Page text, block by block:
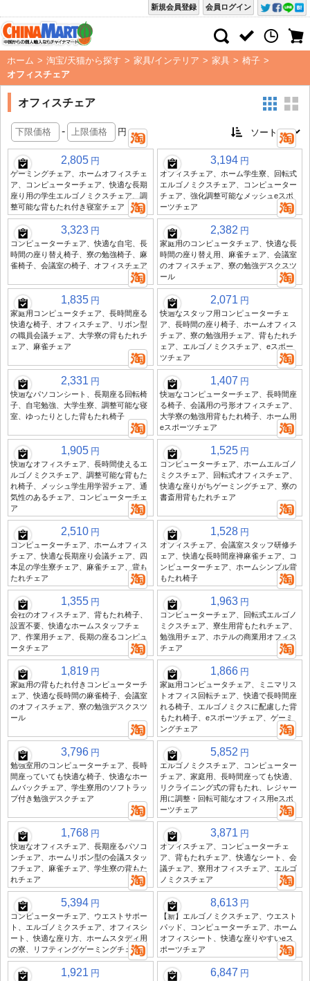
会員ログイン
新規会員登録
ホーム > 淘宝/天猫から探す > 家具/インテリア > 家具 > 椅子 >
オフィスチェア
オフィスチェア
- 円
2,805 円
ゲーミングチェア、ホームオフィスチェ
ア、コンピューターチェア、快適な長期
座り用の学生エルゴノミクスチェア、調
整可能な背もたれ付き寝室チェア
3,194 円
オフィスチェア、ホーム学生寮、回転式
エルゴノミクスチェア、コンピューター
チェア、強化調整可能なメッシュeスポ
ーツチェア
3,323 円
コンピューターチェア、快適な自宅、長
時間の座り替え椅子、寮の勉強椅子、麻
雀椅子、会議室の椅子、オフィスチェア
2,382 円
家庭用のコンピュータチェア、快適な長
時間の座り替え用、麻雀チェア、会議室
のオフィスチェア、寮の勉強デスクスツ
ール
1,835 円
家庭用コンピュータチェア、長時間座る
快適な椅子、オフィスチェア、リボン型
の職員会議チェア、大学寮の背もたれチ
ェア、麻雀チェア
2,071 円
快適なスタッフ用コンピューターチェ
ア、長時間の座り椅子、ホームオフィス
チェア、寮の勉強用チェア、背もたれチ
ェア、エルゴノミクスチェア、eスポー
ツチェア
2,331 円
快適なパソコンシート、長期座る回転椅
子、自宅勉強、大学生寮、調整可能な寝
室、ゆったりとした背もたれ椅子
1,407 円
快適なコンピューターチェア、長時間座
る椅子、会議用の弓形オフィスチェア、
大学寮の勉強用背もたれ椅子、ホーム用
eスポーツチェア
1,905 円
快適なオフィスチェア、長時間使えるエ
ルゴノミクスチェア、調整可能な背もた
れ椅子、メッシュ学生用学習チェア、通
気性のあるチェア、コンピューターチェ
ア
1,525 円
コンピューターチェア、ホームエルゴノ
ミクスチェア、回転式オフィスチェア、
快適な座りがちゲーミングチェア、寮の
書斎用背もたれチェア
2,510 円
コンピューターチェア、ホームオフィス
チェア、快適な長期座り会議チェア、四
本足の学生寮チェア、麻雀チェア、背も
たれチェア
1,528 円
オフィスチェア、会議室スタッフ研修チ
ェア、快適な長時間座禅麻雀チェア、コ
ンピューターチェア、ホームシンプル背
もたれ椅子
1,355 円
会社のオフィスチェア、背もたれ椅子、
設置不要、快適なホームスタッフチェ
ア、作業用チェア、長期の座るコンピュ
ータチェア
1,963 円
コンピューターチェア、回転式エルゴノ
ミクスチェア、寮生用背もたれチェア、
勉強用チェア、ホテルの商業用オフィス
チェア
1,819 円
家庭用の背もたれ付きコンピューターチ
ェア、快適な長時間の麻雀椅子、会議室
のオフィスチェア、寮の勉強デスクスツ
ール
1,866 円
家庭用コンピュータチェア、ミニマリス
トオフィス回転チェア、快適で長時間座
れる椅子、エルゴノミクスに配慮した背
もたれ椅子、eスポーツチェア、ゲーミ
ングチェア
3,796 円
勉強室用のコンピューターチェア、長時
間座っていても快適な椅子、快適なホー
ムバックチェア、学生寮用のソフトラッ
プ付き勉強デスクチェア
5,852 円
エルゴノミクスチェア、コンピューター
チェア、家庭用、長時間座っても快適、
リクライニング式の背もたれ、レジャー
用に調整・回転可能なオフィス用eスポ
ーツチェア
1,768 円
快適なオフィスチェア、長期座るパソコ
ンチェア、ホームリボン型の会議スタッ
フチェア、麻雀チェア、学生寮の背もた
れチェア
3,871 円
オフィスチェア、コンピューターチェ
ア、背もたれチェア、快適なシート、会
議チェア、寮用オフィスチェア、エルゴ
ノミクスチェア
5,394 円
コンピューターチェア、ウエストサポー
ト、エルゴノミクスチェア、オフィスシ
ート、快適な座り方、ホームスタディ用
の寮、リフティングゲーミングチェア
8,613 円
【新】エルゴノミクスチェア、ウエスト
パッド、コンピューターチェア、ホーム
オフィスシート、快適な座りやすいeス
ポーツチェア
1,921 円 6,847 円